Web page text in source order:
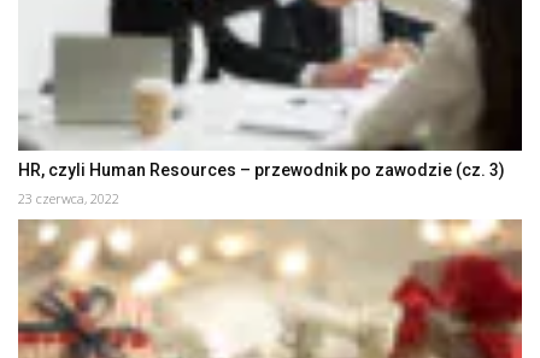
HR, czyli Human Resources – przewodnik po zawodzie (cz. 3)
23 czerwca, 2022